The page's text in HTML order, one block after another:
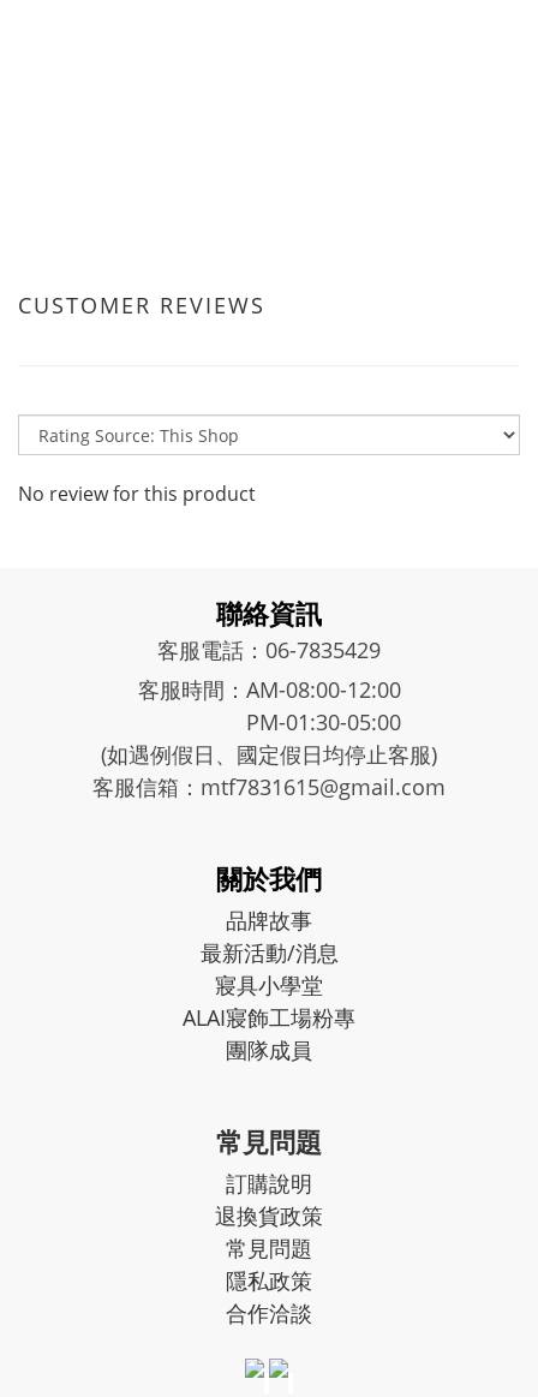
CUSTOMER REVIEWS
No review for this product
聯絡資訊
客服電話：06-7835429
客服時間：AM-08:00-12:00
PM-01:30-05:00
(如遇例假日、國定假日均停止客服)
客服信箱：mtf7831615@gmail.com
關於我們
品牌故事
最新活動/消息
寢具小學堂
ALAI寢飾工場粉專
團隊成員
常見問題
訂購說明
退換貨政策
常見問題
隱私政策
合作洽談